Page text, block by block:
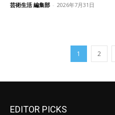
芸術生活 編集部 - 2026年7月31日
1 2
EDITOR PICKS